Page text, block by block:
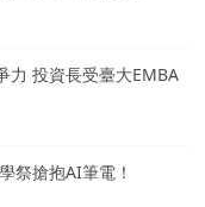
力 投資長受臺大EMBA
祭搶抱AI筆電！